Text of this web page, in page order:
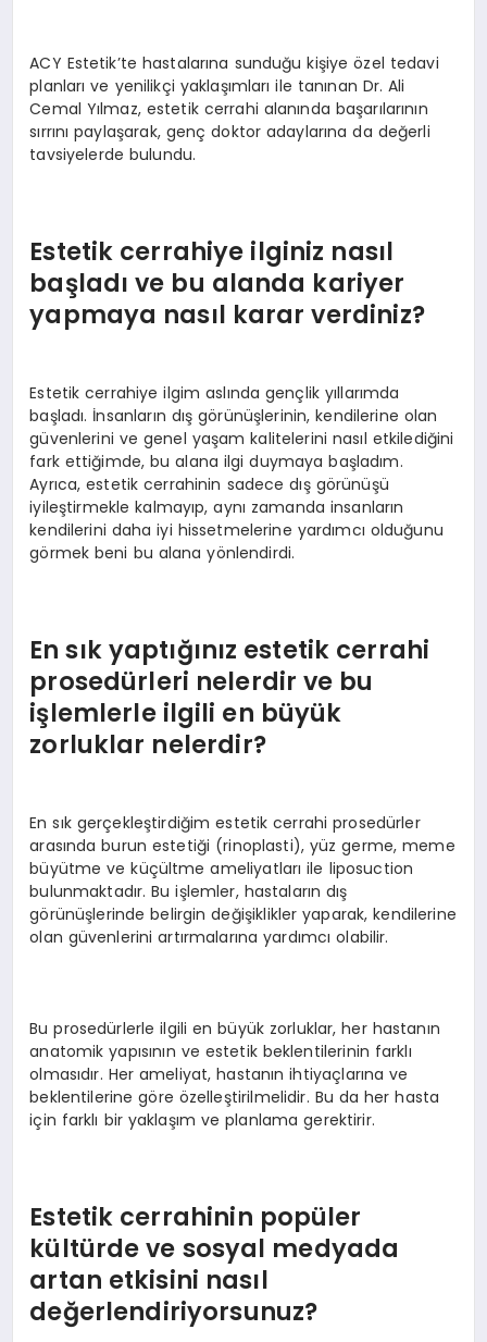
ACY Estetik’te hastalarına sunduğu kişiye özel tedavi
planları ve yenilikçi yaklaşımları ile tanınan Dr. Ali
Cemal Yılmaz, estetik cerrahi alanında başarılarının
sırrını paylaşarak, genç doktor adaylarına da değerli
tavsiyelerde bulundu.
Estetik cerrahiye ilginiz nasıl
başladı ve bu alanda kariyer
yapmaya nasıl karar verdiniz?
Estetik cerrahiye ilgim aslında gençlik yıllarımda
başladı. İnsanların dış görünüşlerinin, kendilerine olan
güvenlerini ve genel yaşam kalitelerini nasıl etkilediğini
fark ettiğimde, bu alana ilgi duymaya başladım.
Ayrıca, estetik cerrahinin sadece dış görünüşü
iyileştirmekle kalmayıp, aynı zamanda insanların
kendilerini daha iyi hissetmelerine yardımcı olduğunu
görmek beni bu alana yönlendirdi.
En sık yaptığınız estetik cerrahi
prosedürleri nelerdir ve bu
işlemlerle ilgili en büyük
zorluklar nelerdir?
En sık gerçekleştirdiğim estetik cerrahi prosedürler
arasında burun estetiği (rinoplasti), yüz germe, meme
büyütme ve küçültme ameliyatları ile liposuction
bulunmaktadır. Bu işlemler, hastaların dış
görünüşlerinde belirgin değişiklikler yaparak, kendilerine
olan güvenlerini artırmalarına yardımcı olabilir.
Bu prosedürlerle ilgili en büyük zorluklar, her hastanın
anatomik yapısının ve estetik beklentilerinin farklı
olmasıdır. Her ameliyat, hastanın ihtiyaçlarına ve
beklentilerine göre özelleştirilmelidir. Bu da her hasta
için farklı bir yaklaşım ve planlama gerektirir.
Estetik cerrahinin popüler
kültürde ve sosyal medyada
artan etkisini nasıl
değerlendiriyorsunuz?